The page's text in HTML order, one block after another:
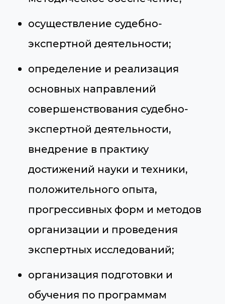
осуществление судебно-
экспертной деятельности;
определение и реализация
основных направлений
совершенствования судебно-
экспертной деятельности,
внедрение в практику
достижений науки и техники,
положительного опыта,
прогрессивных форм и методов
организации и проведения
экспертных исследований;
организация подготовки и
обучения по программам